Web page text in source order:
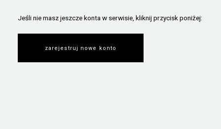
Jeśli nie masz jeszcze konta w serwisie, kliknij przycisk poniżej:
zarejestruj nowe konto